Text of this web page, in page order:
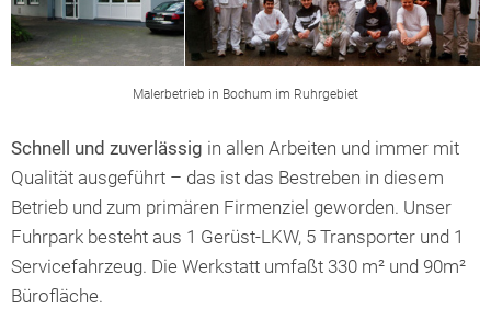
Malerbetrieb in Bochum im Ruhrgebiet
Schnell und zuverlässig in allen Arbeiten und immer mit
Qualität ausgeführt – das ist das Bestreben in diesem
Betrieb und zum primären Firmenziel geworden. Unser
Fuhrpark besteht aus 1 Gerüst-LKW, 5 Transporter und 1
Servicefahrzeug. Die Werkstatt umfaßt 330 m² und 90m²
Bürofläche.